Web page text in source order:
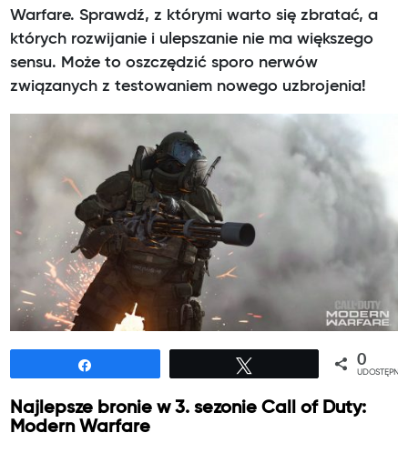
Warfare. Sprawdź, z którymi warto się zbratać, a
których rozwijanie i ulepszanie nie ma większego
sensu. Może to oszczędzić sporo nerwów
związanych z testowaniem nowego uzbrojenia!
0
Najlepsze bronie w 3. sezonie Call of Duty:
Modern Warfare